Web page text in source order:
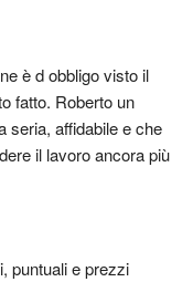
è d obbligo visto il
fatto. Roberto un
seria, affidabile e che
il lavoro ancora più
puntuali e prezzi